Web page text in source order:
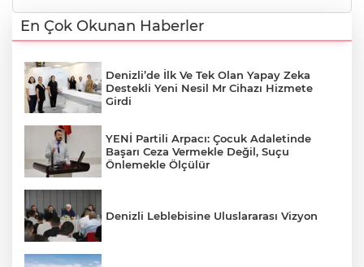
En Çok Okunan Haberler
Denizli’de İlk Ve Tek Olan Yapay Zeka
Destekli Yeni Nesil Mr Cihazı Hizmete
Girdi
YENİ Partili Arpacı: Çocuk Adaletinde
Başarı Ceza Vermekle Değil, Suçu
Önlemekle Ölçülür
Denizli Leblebisine Uluslararası Vizyon